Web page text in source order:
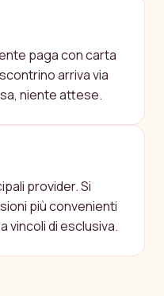
paga con carta
arriva via
niente attese.
provider. Si
più convenienti
vincoli di esclusiva.